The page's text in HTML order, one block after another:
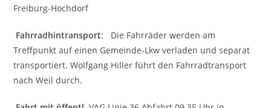
Freiburg-Hochdorf
Fahrradhintransport: Die Fahrräder werden am
Treffpunkt auf einen Gemeinde-Lkw verladen und separat
transportiert. Wolfgang Hiller führt den Fahrradtransport
nach Weil durch.